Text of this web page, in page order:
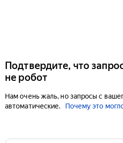
Подтвердите, что
не робот
Нам очень жаль, но запросы с
автоматические.
Почему это